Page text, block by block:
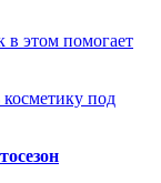
в этом помогает
под